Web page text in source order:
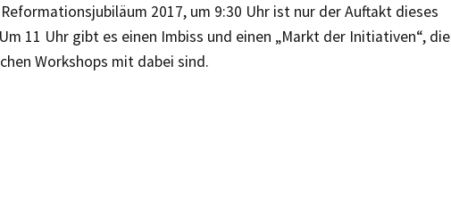
2017, um 9:30 Uhr ist nur der Auftakt dieses
11 Uhr gibt es einen Imbiss und einen „Markt der Initiativen“, die
Workshops mit dabei sind.